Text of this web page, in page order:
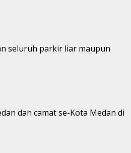
seluruh parkir liar maupun
dan camat se-Kota Medan di